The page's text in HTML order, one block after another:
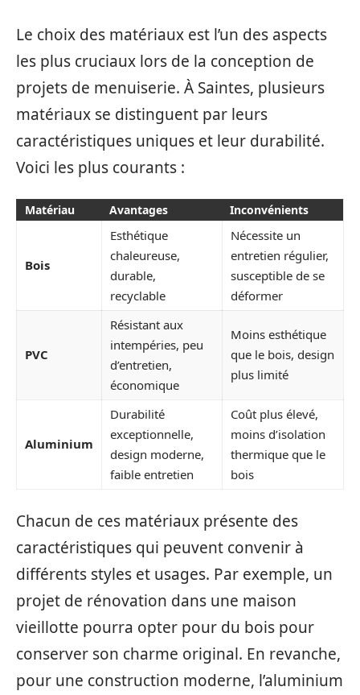
Le choix des matériaux est l’un des aspects
les plus cruciaux lors de la conception de
projets de menuiserie. À Saintes, plusieurs
matériaux se distinguent par leurs
caractéristiques uniques et leur durabilité.
Voici les plus courants :
Matériau Avantages Inconvénients
Bois
Esthétique
chaleureuse,
durable,
recyclable
Nécessite un
entretien régulier,
susceptible de se
déformer
PVC
Résistant aux
intempéries, peu
d’entretien,
économique
Moins esthétique
que le bois, design
plus limité
Aluminium
Durabilité
exceptionnelle,
design moderne,
faible entretien
Coût plus élevé,
moins d’isolation
thermique que le
bois
Chacun de ces matériaux présente des
caractéristiques qui peuvent convenir à
différents styles et usages. Par exemple, un
projet de rénovation dans une maison
vieillotte pourra opter pour du bois pour
conserver son charme original. En revanche,
pour une construction moderne, l’aluminium